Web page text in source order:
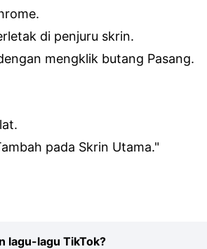
di penjuru skrin.
mengklik butang Pasang.
pada Skrin Utama."
lagu-lagu TikTok?